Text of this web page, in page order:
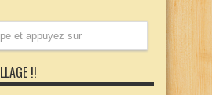
!!